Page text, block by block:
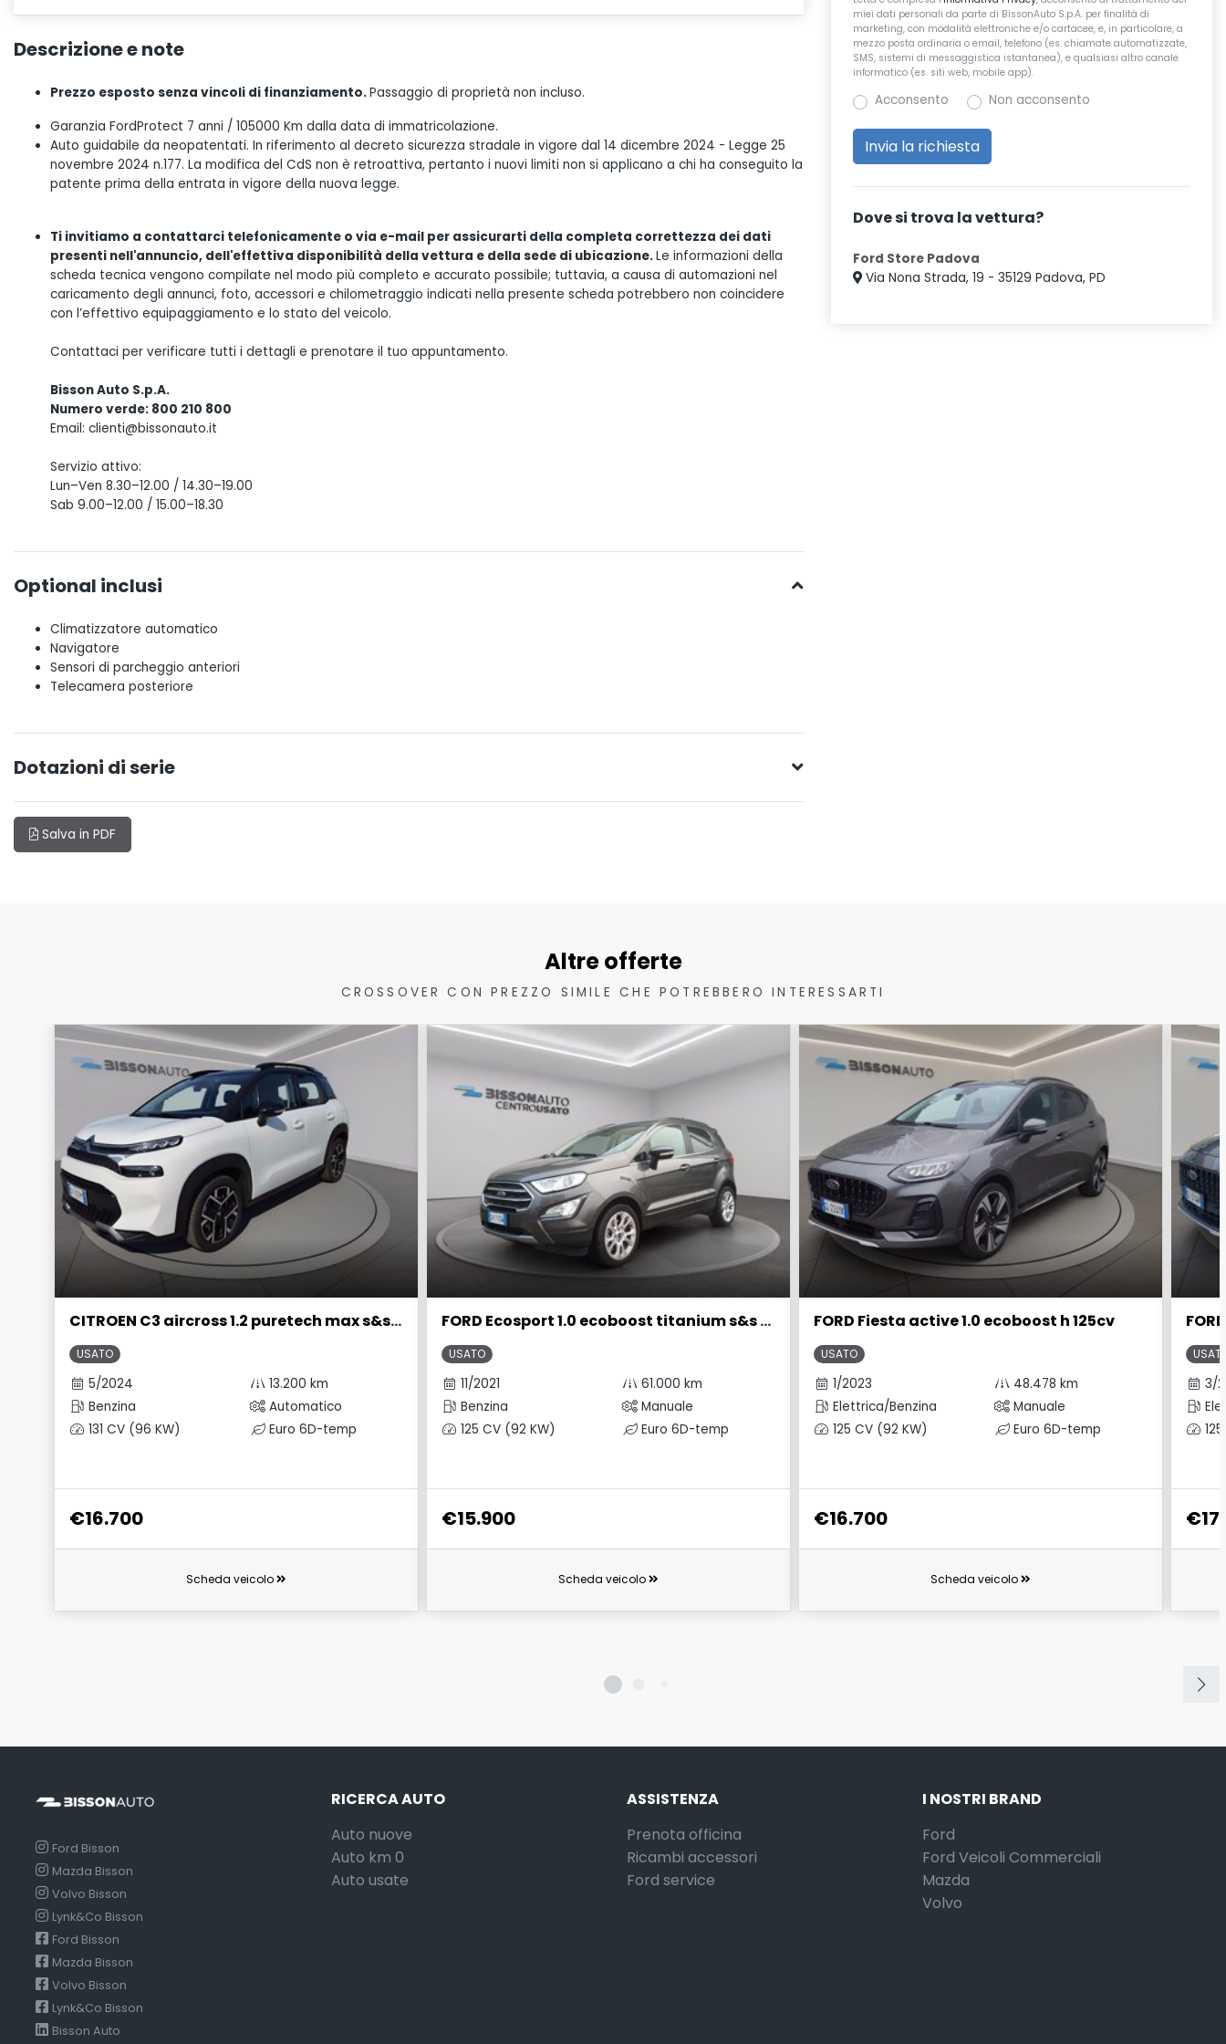
Descrizione e note
Prezzo esposto senza vincoli di finanziamento.Passaggio di proprietà non incluso.
Garanzia FordProtect 7 anni / 105000 Km dalla data di immatricolazione.
Auto guidabile da neopatentati. In riferimento al decreto sicurezza stradale in vigore dal 14 dicembre 2024 - Legge 25
novembre 2024 n.177. La modifica del CdS non è retroattiva, pertanto i nuovi limiti non si applicano a chi ha conseguito la
patente prima della entrata in vigore della nuova legge.
Ti invitiamo a contattarci telefonicamente o via e-mail per assicurarti della completa correttezza dei dati
presenti nell'annuncio, dell'effettiva disponibilità della vettura e della sede di ubicazione.Le informazioni della
scheda tecnica vengono compilate nel modo più completo e accurato possibile; tuttavia, a causa di automazioni nel
caricamento degli annunci, foto, accessori e chilometraggio indicati nella presente scheda potrebbero non coincidere
con l’effettivo equipaggiamento e lo stato del veicolo.
Contattaci per verificare tutti i dettagli e prenotare il tuo appuntamento.
Bisson Auto S.p.A.
Numero verde: 800 210 800
Email: clienti@bissonauto.it
Servizio attivo:
Lun–Ven 8.30–12.00 / 14.30–19.00
Sab 9.00–12.00 / 15.00–18.30
Optional inclusi
Climatizzatore automatico
Navigatore
Sensori di parcheggio anteriori
Telecamera posteriore
Dotazioni di serie
Salva in PDF
miei dati personali da parte di BissonAuto S.p.A. per finalità di
marketing, con modalità elettroniche e/o cartacee, e, in particolare, a
mezzo posta ordinaria o email, telefono (es. chiamate automatizzate,
SMS, sistemi di messaggistica istantanea), e qualsiasi altro canale
informatico (es. siti web, mobile app).
Acconsento Non acconsento
Dove si trova la vettura?
Ford Store Padova
Via Nona Strada, 19 - 35129 Padova, PD
Altre offerte
CROSSOVER CON PREZZO SIMILE CHE POTREBBERO INTERESSARTI
CITROEN C3 aircross 1.2 puretech max s&s 130cv eat6
USATO
5/2024
13.200 km
Benzina
Automatico
131 CV (96 KW)
Euro 6D-temp
€16.700
Scheda veicolo
FORD Ecosport 1.0 ecoboost titanium s&s 125cv my20.25
USATO
11/2021
61.000 km
Benzina
Manuale
125 CV (92 KW)
Euro 6D-temp
€15.900
Scheda veicolo
FORD Fiesta active 1.0 ecoboost h 125cv
USATO
1/2023
48.478 km
Elettrica/Benzina
Manuale
125 CV (92 KW)
Euro 6D-temp
€16.700
Scheda veicolo
3/
Ford Bisson
Mazda Bisson
Volvo Bisson
Lynk&Co Bisson
Ford Bisson
Mazda Bisson
Volvo Bisson
Lynk&Co Bisson
Bisson Auto
RICERCA AUTO
Auto nuove
Auto km 0
Auto usate
ASSISTENZA
Prenota officina
Ricambi accessori
Ford service
I NOSTRI BRAND
Ford
Ford Veicoli Commerciali
Mazda
Volvo